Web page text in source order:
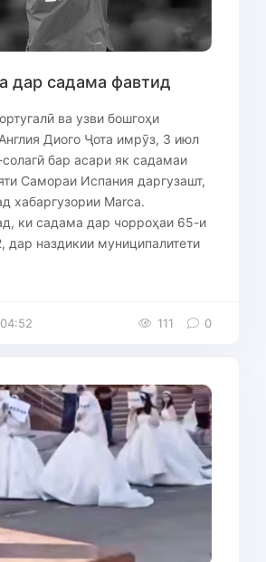
дар садама фавтид
ва узви бошгоҳи
Диого Ҷота имрӯз, 3 июл
бар асари як садамаи
Самораи Испания даргузашт,
хабаргузории Marca.
ки садама дар чорроҳаи 65-и
дар наздикии муниципалитети
111 0